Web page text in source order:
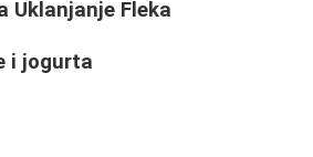
Uklanjanje Fleka
i jogurta